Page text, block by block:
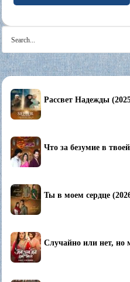
for:
Рассвет Надежды
Что за безумие в
Ты в моем сердце
Случайно или нет, но